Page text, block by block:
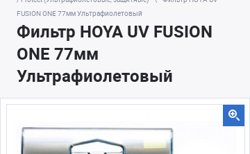
FUSION ONE 77мм Ультрафиолетовый
Фильтр HOYA UV FUSION
ONE 77мм
Ультрафиолетовый